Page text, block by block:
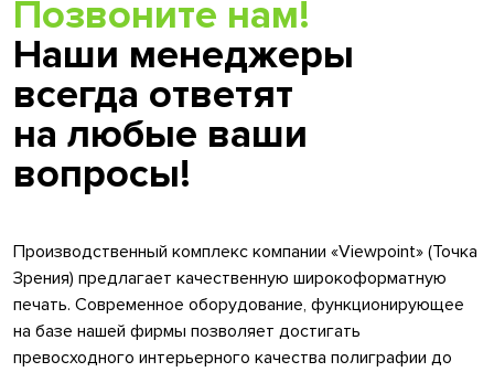
Позвоните нам!
Наши менеджеры
всегда ответят
на любые ваши
вопросы!
Производственный комплекс компании «Viewpoint» (Точка
Зрения) предлагает качественную широкоформатную
печать. Современное оборудование, функционирующее
на базе нашей фирмы позволяет достигать
превосходного интерьерного качества полиграфии до